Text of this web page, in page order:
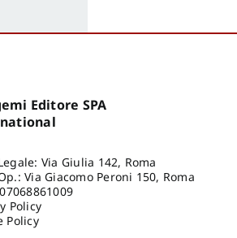
Editore SPA
Via Giulia 142, Roma
Via Giacomo Peroni 150, Roma
Policy
Policy